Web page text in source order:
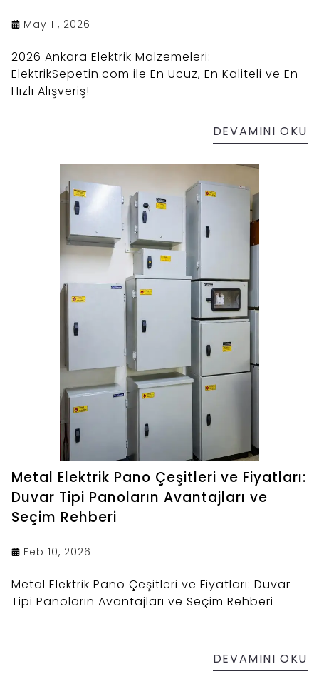
May 11, 2026
2026 Ankara Elektrik Malzemeleri:
ElektrikSepetin.com ile En Ucuz, En Kaliteli ve En
Hızlı Alışveriş!
DEVAMINI OKU
Metal Elektrik Pano Çeşitleri ve Fiyatları:
Duvar Tipi Panoların Avantajları ve
Seçim Rehberi
Feb 10, 2026
Metal Elektrik Pano Çeşitleri ve Fiyatları: Duvar
Tipi Panoların Avantajları ve Seçim Rehberi
DEVAMINI OKU